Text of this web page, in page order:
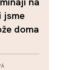
jsme
doma